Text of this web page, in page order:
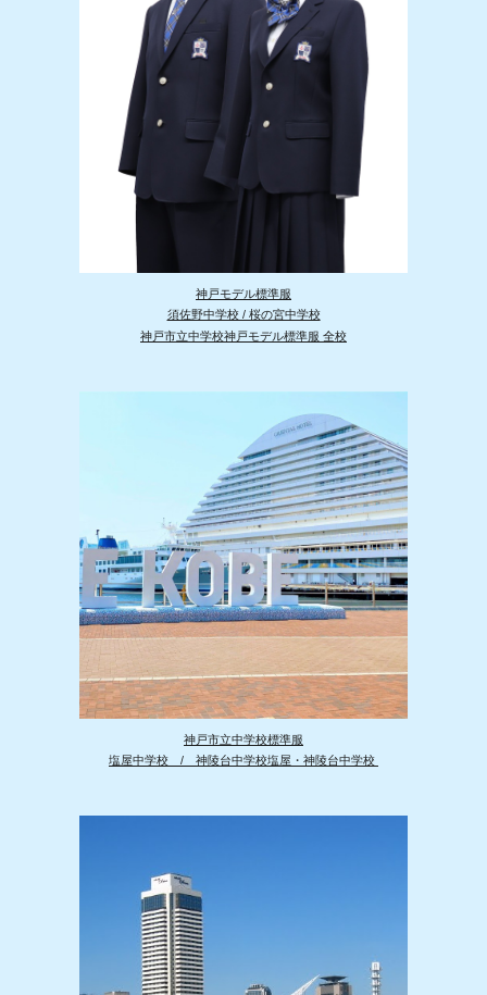
神戸モデル標準服
須佐野中学校 / 桜の宮中学校
神戸市立中学校神戸モデル標準服 全校
神戸市立中学校標準服
塩屋中学校 / 神陵台中学校塩屋・神陵台中学校